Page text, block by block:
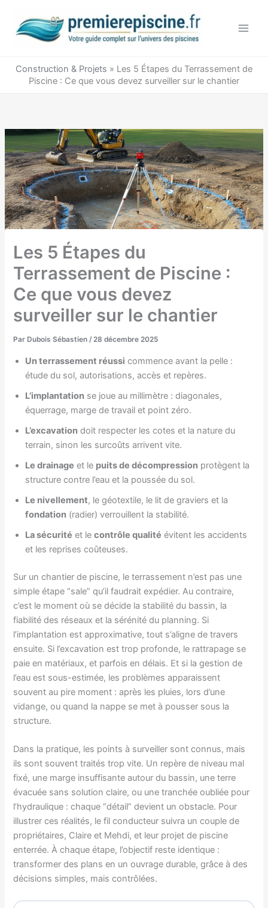
contenu
Construction & Projets » Les 5 Étapes du Terrassement de
Piscine : Ce que vous devez surveiller sur le chantier
Les 5 Étapes du
Terrassement de Piscine :
Ce que vous devez
surveiller sur le chantier
Par Dubois Sébastien/28 décembre 2025
Un terrassement réussi commence avant la pelle :
étude du sol, autorisations, accès et repères.
L’implantation se joue au millimètre : diagonales,
équerrage, marge de travail et point zéro.
L’excavation doit respecter les cotes et la nature du
terrain, sinon les surcoûts arrivent vite.
Le drainage et le puits de décompression protègent la
structure contre l’eau et la poussée du sol.
Le nivellement, le géotextile, le lit de graviers et la
fondation (radier) verrouillent la stabilité.
La sécurité et lecontrôle qualité évitent les accidents
et les reprises coûteuses.
Sur un chantier de piscine, le terrassement n’est pas une
simple étape “sale” qu’il faudrait expédier. Au contraire,
c’est le moment où se décide la stabilité du bassin, la
fiabilité des réseaux et la sérénité du planning. Si
l’implantation est approximative, tout s’aligne de travers
ensuite. Si l’excavation est trop profonde, le rattrapage se
paie en matériaux, et parfois en délais. Et si la gestion de
l’eau est sous-estimée, les problèmes apparaissent
souvent au pire moment : après les pluies, lors d’une
vidange, ou quand la nappe se met à pousser sous la
structure.
Dans la pratique, les points à surveiller sont connus, mais
ils sont souvent traités trop vite. Un repère de niveau mal
fixé, une marge insuffisante autour du bassin, une terre
évacuée sans solution claire, ou une tranchée oubliée pour
l’hydraulique : chaque “détail” devient un obstacle. Pour
illustrer ces réalités, le fil conducteur suivra un couple de
propriétaires, Claire et Mehdi, et leur projet de piscine
enterrée. À chaque étape, l’objectif reste identique :
transformer des plans en un ouvrage durable, grâce à des
décisions simples, mais contrôlées.